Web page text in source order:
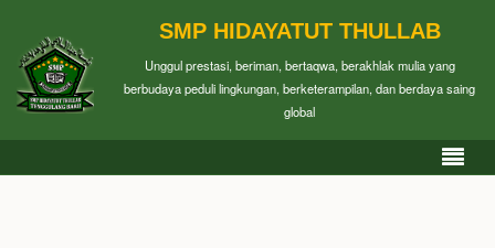
SMP HIDAYATUT THULLAB
Unggul prestasi, beriman, bertaqwa, berakhlak mulia yang
berbudaya peduli lingkungan, berketerampilan, dan berdaya saing
global